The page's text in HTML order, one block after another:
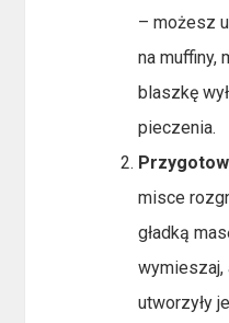
– możesz
na muffiny,
blaszkę
pieczenia.
misce
gładką
wymieszaj,
utworzyły